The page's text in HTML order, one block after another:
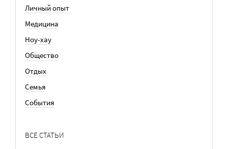
Личный опыт
Медицина
Ноу-хау
Общество
Отдых
Семья
События
ВСЕ СТАТЬИ